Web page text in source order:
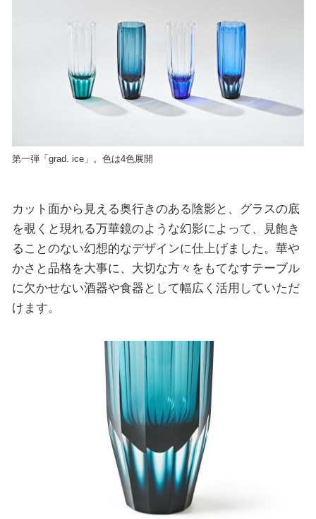
第一弾「grad. ice」。色は4色展開
カット面から見える奥行きのある陰影と、グラスの底
を覗くと現れる万華鏡のような幻影によって、見飽き
ることのない幻想的なデザインに仕上げました。華や
かさと品格を大事に、大切な方々をもてなすテーブル
に欠かせない酒器や食器として幅広く活用していただ
けます。